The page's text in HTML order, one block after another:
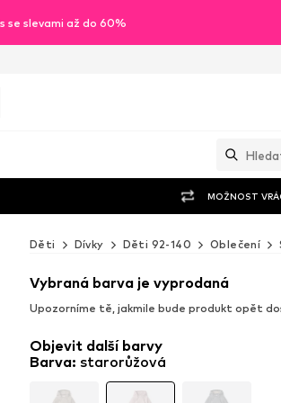
se slevami až do 60%
MOŽNOST
Děti Dívky Děti 92-140 Oblečení
Vybraná barva je vyprodaná
Upozorníme tě, jakmile bude produkt opět
Objevit další barvy
Barva: starorůžová